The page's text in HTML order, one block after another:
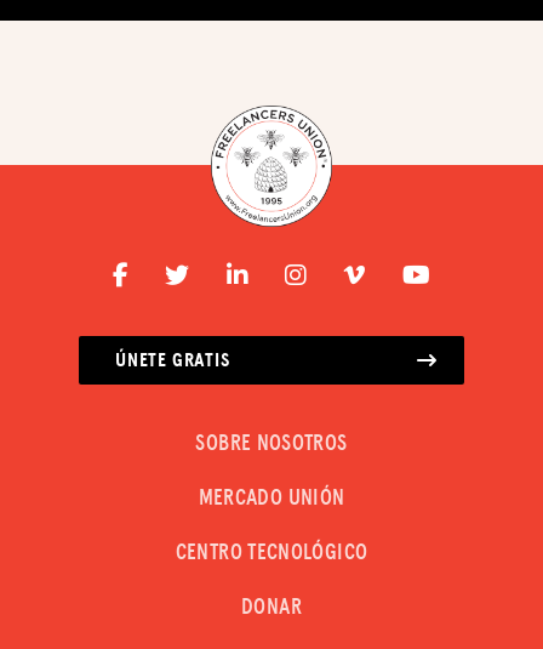
DISFRUTA DE LAS VENTAJAS
CENTRO DE IMPUESTOS
ASESORAMIENTO JURÍDICO
Donar
ÚNETE GRATIS
SOBRE NOSOTROS
MERCADO UNIÓN
CENTRO TECNOLÓGICO
DONAR